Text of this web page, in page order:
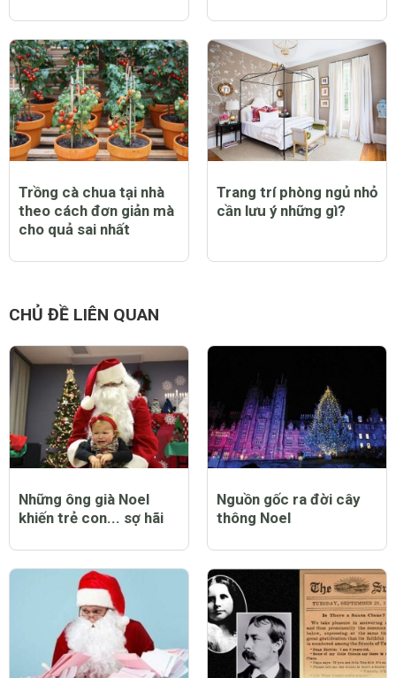
Trồng cà chua tại nhà
theo cách đơn giản mà
cho quả sai nhất
Trang trí phòng ngủ nhỏ
cần lưu ý những gì?
CHỦ ĐỀ LIÊN QUAN
Những ông già Noel
khiến trẻ con... sợ hãi
Nguồn gốc ra đời cây
thông Noel